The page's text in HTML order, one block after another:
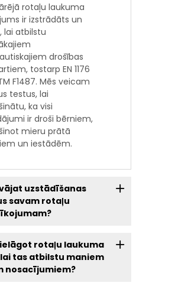
rotaļu laukuma
ir izstrādāts un
lai atbilstu
drošības
tostarp EN 1176
F1487. Mēs veicam
testus, lai
ka visi
ir droši bērniem,
mieru prātā
un iestādēm.
uzstādīšanas
savam rotaļu
rotaļu laukuma
tas atbilstu maniem
nosacījumiem?